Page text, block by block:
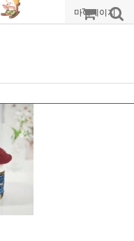
주문조회 마이페이지